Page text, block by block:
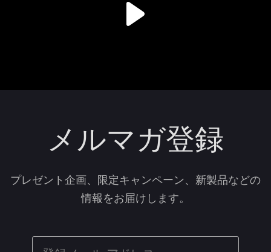
メルマガ登録
プレゼント企画、限定キャンペーン、新製品などの
情報をお届けします。